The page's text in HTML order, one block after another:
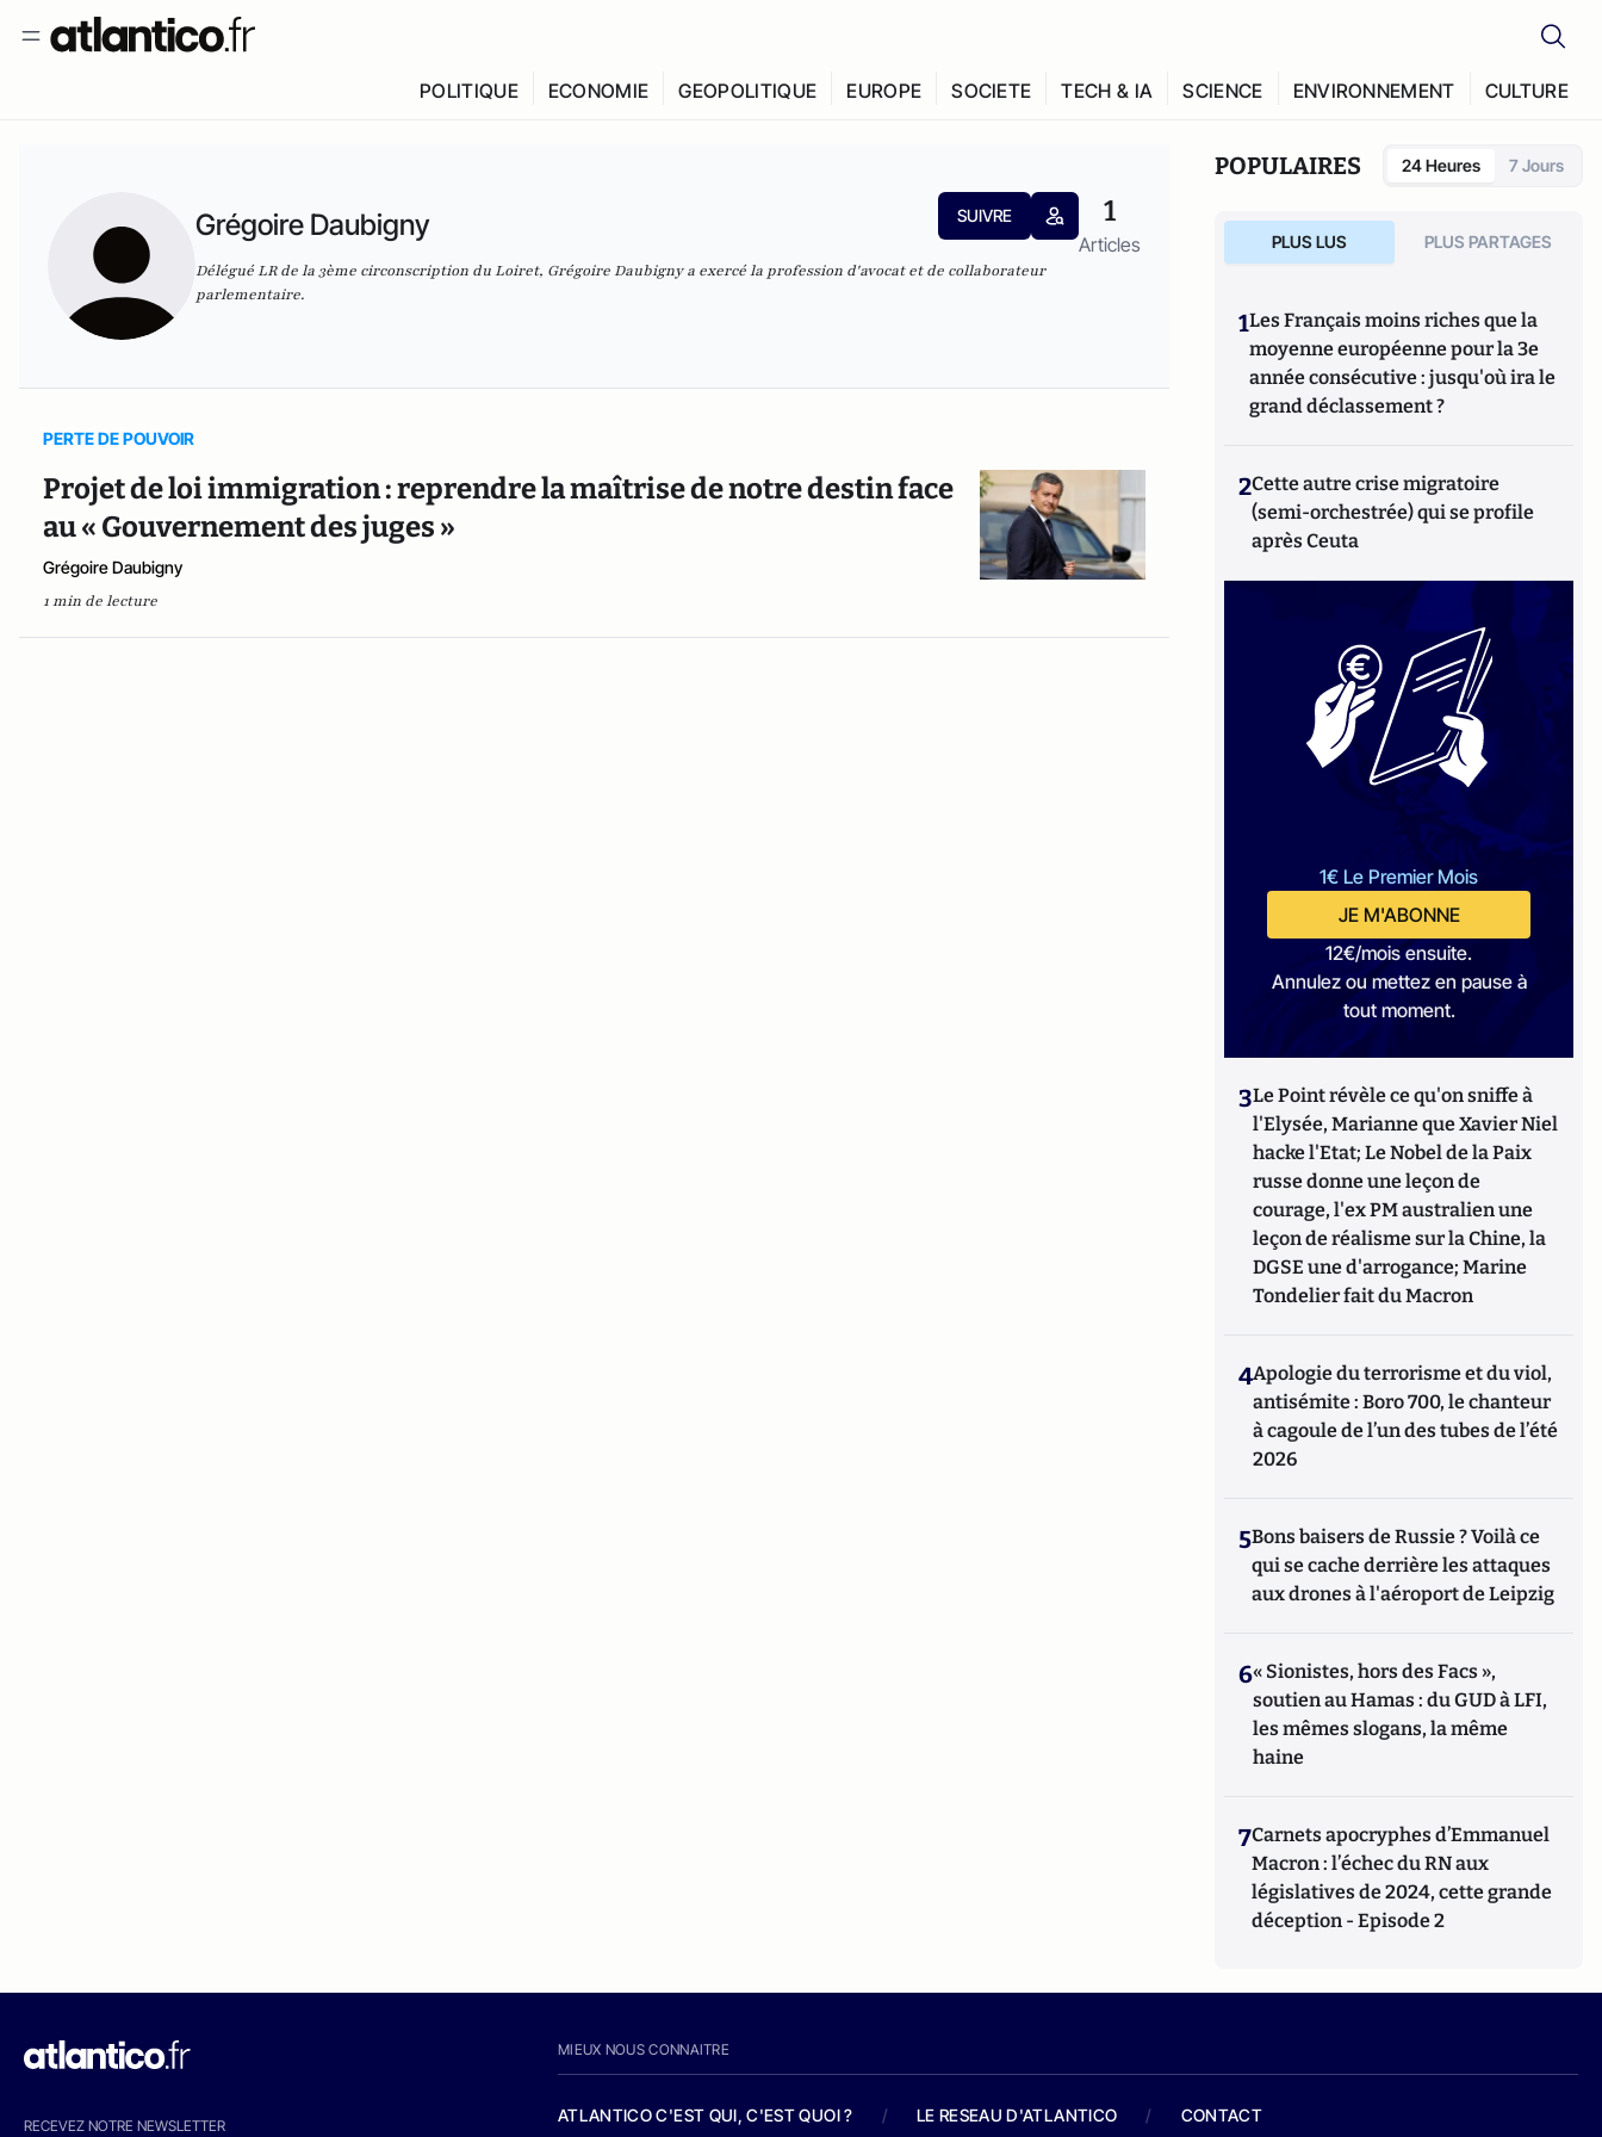
POLITIQUE ECONOMIE GEOPOLITIQUE EUROPE SOCIETE TECH & IA SCIENCE ENVIRONNEMENT CULTURE
Grégoire Daubigny SUIVRE 1
Articles
Délégué LR de la 3ème circonscription du Loiret, Grégoire Daubigny a exercé la profession d'avocat et de collaborateur
parlementaire.
PERTE DE POUVOIR
Projet de loi immigration : reprendre la maîtrise de notre destin face
au « Gouvernement des juges »
Grégoire Daubigny
1 min de lecture
POPULAIRES 24 Heures 7 Jours
PLUS LUS PLUS PARTAGES
1Les Français moins riches que la
moyenne européenne pour la 3e
année consécutive : jusqu'où ira le
grand déclassement ?
2Cette autre crise migratoire
(semi-orchestrée) qui se profile
après Ceuta
1€ Le Premier Mois
JE M'ABONNE
12€/mois ensuite.
Annulez ou mettez en pause à
tout moment.
3Le Point révèle ce qu'on sniffe à
l'Elysée, Marianne que Xavier Niel
hacke l'Etat; Le Nobel de la Paix
russe donne une leçon de
courage, l'ex PM australien une
leçon de réalisme sur la Chine, la
DGSE une d'arrogance; Marine
Tondelier fait du Macron
4Apologie du terrorisme et du viol,
antisémite : Boro 700, le chanteur
à cagoule de l’un des tubes de l’été
2026
5Bons baisers de Russie ? Voilà ce
qui se cache derrière les attaques
aux drones à l'aéroport de Leipzig
6« Sionistes, hors des Facs »,
soutien au Hamas : du GUD à LFI,
les mêmes slogans, la même
haine
7Carnets apocryphes d’Emmanuel
Macron : l’échec du RN aux
législatives de 2024, cette grande
déception - Episode 2
RECEVEZ NOTRE NEWSLETTER
MIEUX NOUS CONNAITRE
ATLANTICO C'EST QUI, C'EST QUOI ? / LE RESEAU D'ATLANTICO / CONTACT